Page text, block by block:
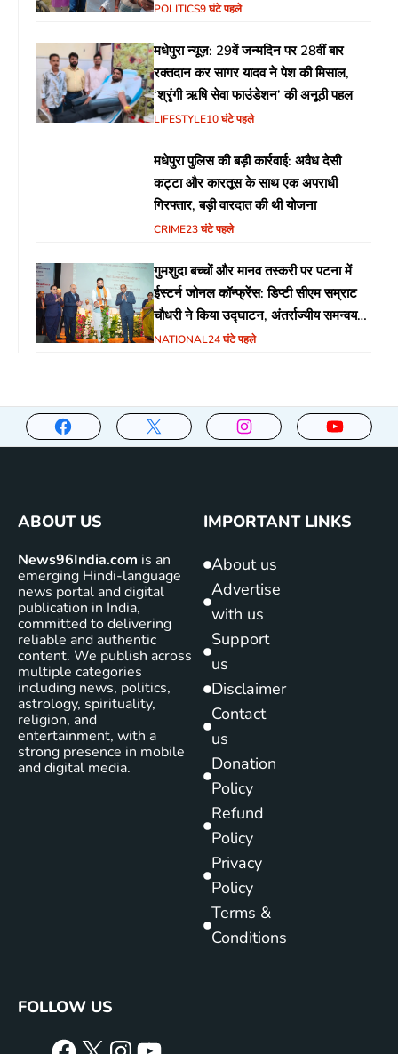
POLITICS9 घंटे पहले
मधेपुरा न्यूज़: 29वें जन्मदिन पर 28वीं बार
रक्तदान कर सागर यादव ने पेश की मिसाल,
‘श्रृंगी ऋषि सेवा फाउंडेशन’ की अनूठी पहल
LIFESTYLE10 घंटे पहले
मधेपुरा पुलिस की बड़ी कार्रवाई: अवैध देसी
कट्टा और कारतूस के साथ एक अपराधी
गिरफ्तार, बड़ी वारदात की थी योजना
CRIME23 घंटे पहले
गुमशुदा बच्चों और मानव तस्करी पर पटना में
ईस्टर्न जोनल कॉन्फ्रेंस: डिप्टी सीएम सम्राट
चौधरी ने किया उद्घाटन, अंतर्राज्यीय समन्वय
पर जोर
NATIONAL24 घंटे पहले
ABOUT US
News96India.com is an
emerging Hindi-language
news portal and digital
publication in India,
committed to delivering
reliable and authentic
content. We publish across
multiple categories
including news, politics,
astrology, spirituality,
religion, and
entertainment, with a
strong presence in mobile
and digital media.
IMPORTANT LINKS
About us
Advertise
with us
Support
us
Disclaimer
Contact
us
Donation
Policy
Refund
Policy
Privacy
Policy
Terms &
Conditions
FOLLOW US